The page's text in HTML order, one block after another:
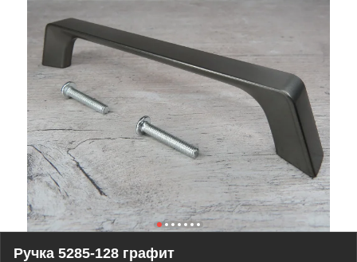
Ручка 5285-128 графит